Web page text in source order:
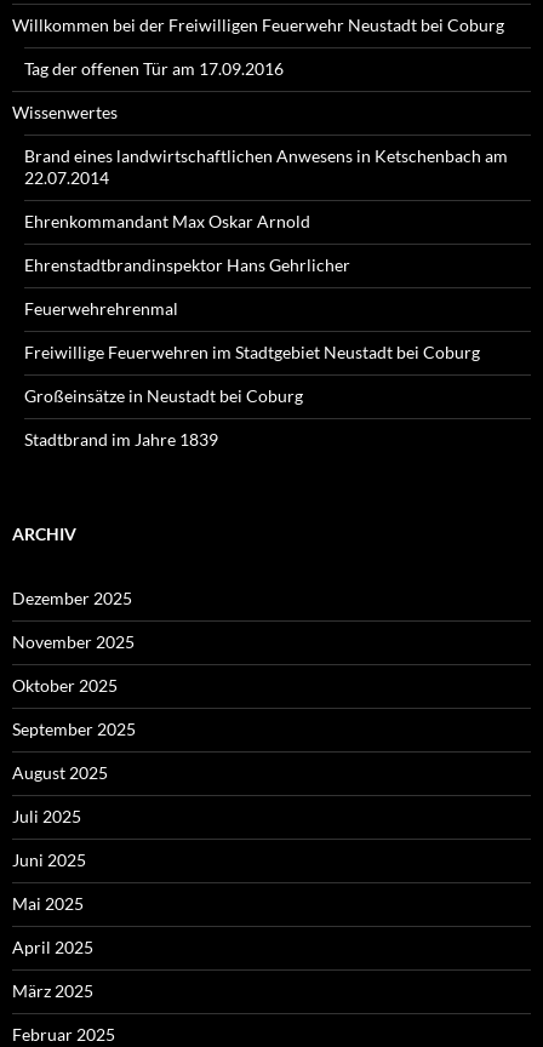
Willkommen bei der Freiwilligen Feuerwehr Neustadt bei Coburg
Tag der offenen Tür am 17.09.2016
Wissenwertes
Brand eines landwirtschaftlichen Anwesens in Ketschenbach am
22.07.2014
Ehrenkommandant Max Oskar Arnold
Ehrenstadtbrandinspektor Hans Gehrlicher
Feuerwehrehrenmal
Freiwillige Feuerwehren im Stadtgebiet Neustadt bei Coburg
Großeinsätze in Neustadt bei Coburg
Stadtbrand im Jahre 1839
ARCHIV
Dezember 2025
November 2025
Oktober 2025
September 2025
August 2025
Juli 2025
Juni 2025
Mai 2025
April 2025
März 2025
Februar 2025